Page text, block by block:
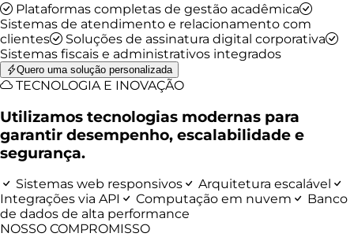
Plataformas completas de gestão acadêmica
Sistemas de atendimento e relacionamento com
clientes
Soluções de assinatura digital corporativa
Sistemas fiscais e administrativos integrados
Quero uma solução personalizada
TECNOLOGIA E INOVAÇÃO
Utilizamos tecnologias modernas para
garantir desempenho, escalabilidade e
segurança.
Sistemas web responsivos
Arquitetura escalável
Integrações via API
Computação em nuvem
Banco
de dados de alta performance
NOSSO COMPROMISSO